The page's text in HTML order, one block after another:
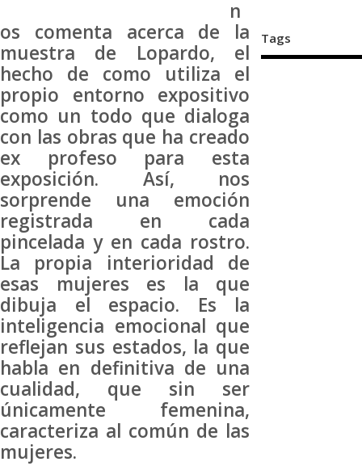
n
os comenta acerca de la
muestra de Lopardo, el
hecho de como utiliza el
propio entorno expositivo
como un todo que dialoga
con las obras que ha creado
ex profeso para esta
exposición. Así, nos
sorprende una emoción
registrada en cada
pincelada y en cada rostro.
La propia interioridad de
esas mujeres es la que
dibuja el espacio. Es la
inteligencia emocional que
reflejan sus estados, la que
habla en definitiva de una
cualidad, que sin ser
únicamente femenina,
caracteriza al común de las
mujeres.
Tags